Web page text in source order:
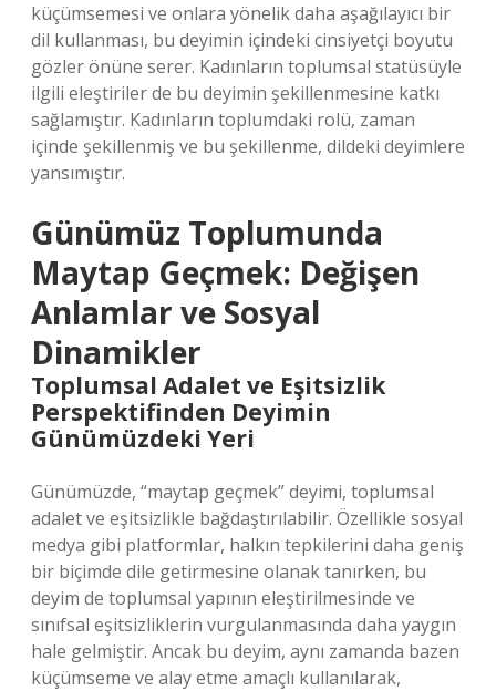
küçümsemesi ve onlara yönelik daha aşağılayıcı bir
dil kullanması, bu deyimin içindeki cinsiyetçi boyutu
gözler önüne serer. Kadınların toplumsal statüsüyle
ilgili eleştiriler de bu deyimin şekillenmesine katkı
sağlamıştır. Kadınların toplumdaki rolü, zaman
içinde şekillenmiş ve bu şekillenme, dildeki deyimlere
yansımıştır.
Günümüz Toplumunda
Maytap Geçmek: Değişen
Anlamlar ve Sosyal
Dinamikler
Toplumsal Adalet ve Eşitsizlik
Perspektifinden Deyimin
Günümüzdeki Yeri
Günümüzde, “maytap geçmek” deyimi, toplumsal
adalet ve eşitsizlikle bağdaştırılabilir. Özellikle sosyal
medya gibi platformlar, halkın tepkilerini daha geniş
bir biçimde dile getirmesine olanak tanırken, bu
deyim de toplumsal yapının eleştirilmesinde ve
sınıfsal eşitsizliklerin vurgulanmasında daha yaygın
hale gelmiştir. Ancak bu deyim, aynı zamanda bazen
küçümseme ve alay etme amaçlı kullanılarak,